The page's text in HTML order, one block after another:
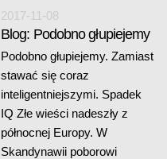
2017-11-08
Blog: Podobno głupiejemy
Podobno głupiejemy. Zamiast
stawać się coraz
inteligentniejszymi. Spadek
IQ Złe wieści nadeszły z
północnej Europy. W
Skandynawii poborowi